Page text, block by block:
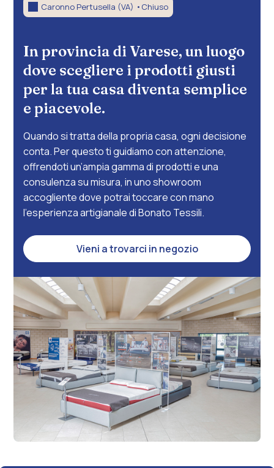
Caronno Pertusella (VA) • Chiuso
In provincia di Varese, un luogo
dove scegliere i prodotti giusti
per la tua casa diventa semplice
e piacevole.
Quando si tratta della propria casa, ogni decisione
conta. Per questo ti guidiamo con attenzione,
offrendoti un’ampia gamma di prodotti e una
consulenza su misura, in uno showroom
accogliente dove potrai toccare con mano
l’esperienza artigianale di Bonato Tessili.
Vieni a trovarci in negozio